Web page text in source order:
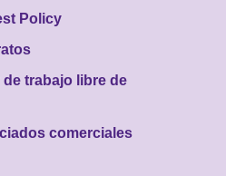
Policy
trabajo libre de
comerciales